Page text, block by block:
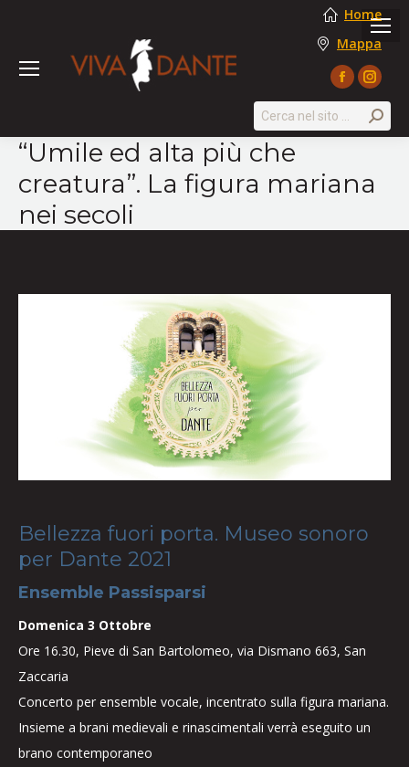
Home
Mappa
Facebook
opens
new
page
opens
new
Search:
“Umile ed alta più che
creatura”. La figura mariana
nei secoli
Bellezza fuori porta. Museo sonoro
per Dante 2021
Ensemble Passisparsi
Domenica 3 Ottobre
Ore 16.30, Pieve di San Bartolomeo, via Dismano 663, San
Zaccaria
Concerto per ensemble vocale, incentrato sulla figura mariana.
Insieme a brani medievali e rinascimentali verrà eseguito un
brano contemporaneo